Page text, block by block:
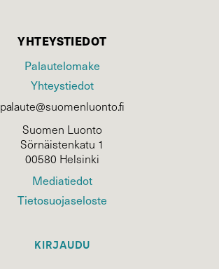
YHTEYSTIEDOT
Palautelomake
Yhteystiedot
palaute@suomenluonto.fi
Suomen Luonto
Sörnäistenkatu 1
00580 Helsinki
Mediatiedot
Tietosuojaseloste
KIRJAUDU